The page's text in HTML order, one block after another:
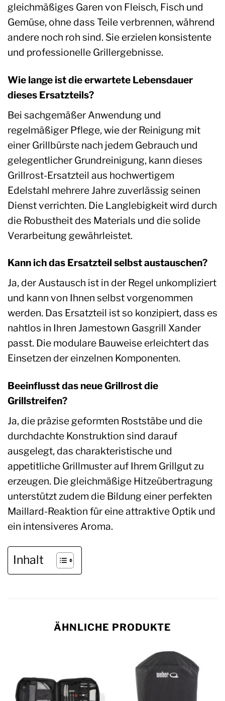
gleichmäßiges Garen von Fleisch, Fisch und
Gemüse, ohne dass Teile verbrennen, während
andere noch roh sind. Sie erzielen konsistente
und professionelle Grillergebnisse.
Wie lange ist die erwartete Lebensdauer
dieses Ersatzteils?
Bei sachgemäßer Anwendung und
regelmäßiger Pflege, wie der Reinigung mit
einer Grillbürste nach jedem Gebrauch und
gelegentlicher Grundreinigung, kann dieses
Grillrost-Ersatzteil aus hochwertigem
Edelstahl mehrere Jahre zuverlässig seinen
Dienst verrichten. Die Langlebigkeit wird durch
die Robustheit des Materials und die solide
Verarbeitung gewährleistet.
Kann ich das Ersatzteil selbst austauschen?
Ja, der Austausch ist in der Regel unkompliziert
und kann von Ihnen selbst vorgenommen
werden. Das Ersatzteil ist so konzipiert, dass es
nahtlos in Ihren Jamestown Gasgrill Xander
passt. Die modulare Bauweise erleichtert das
Einsetzen der einzelnen Komponenten.
Beeinflusst das neue Grillrost die
Grillstreifen?
Ja, die präzise geformten Roststäbe und die
durchdachte Konstruktion sind darauf
ausgelegt, das charakteristische und
appetitliche Grillmuster auf Ihrem Grillgut zu
erzeugen. Die gleichmäßige Hitzeübertragung
unterstützt zudem die Bildung einer perfekten
Maillard-Reaktion für eine attraktive Optik und
ein intensiveres Aroma.
Inhalt
ÄHNLICHE PRODUKTE